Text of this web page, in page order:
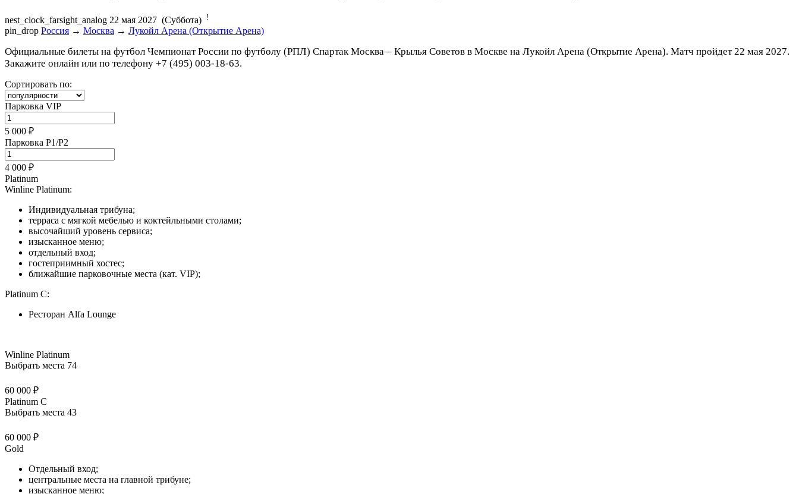
nest_clock_farsight_analog 22 мая 2027 (Суббота) !
pin_drop Россия → Москва → Лукойл Арена (Открытие Арена)
Официальные билеты на футбол Чемпионат России по футболу (РПЛ) Спартак Москва – Крылья Советов в Москве на Лукойл Арена (Открытие Арена). Матч пройдет 22 мая 2027.
Закажите онлайн или по телефону +7 (495) 003-18-63.
Сортировать по:
Парковка VIP
5 000 ₽
Парковка P1/P2
4 000 ₽
Platinum
Winline Platinum:
Индивидуальная трибуна;
терраса с мягкой мебелью и коктейльными столами;
высочайший уровень сервиса;
изысканное меню;
отдельный вход;
гостеприимный хостес;
ближайшие парковочные места (кат. VIP);
Platinum C:
Ресторан Alfa Lounge
Winline Platinum
Выбрать места 74
60 000 ₽
Platinum C
Выбрать места 43
60 000 ₽
Gold
Отдельный вход;
центральные места на главной трибуне;
изысканное меню;